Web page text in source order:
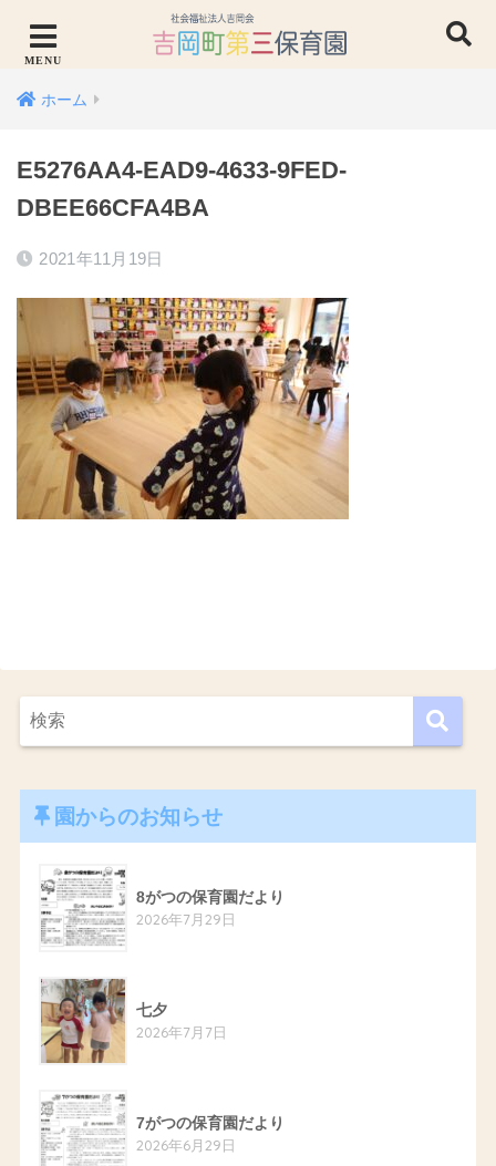
ホーム
E5276AA4-EAD9-4633-9FED-
DBEE66CFA4BA
2021年11月19日
園からのお知らせ
8がつの保育園だより
2026年7月29日
七夕
2026年7月7日
7がつの保育園だより
2026年6月29日